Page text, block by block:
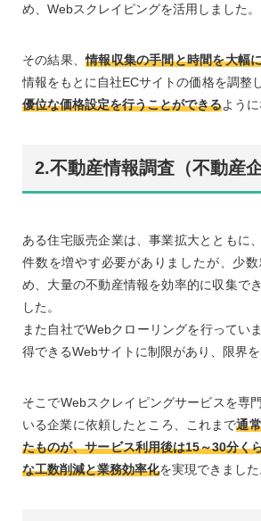
め、Webスクレイピングを活用しました。
その結果、情報収集の手間と時間を大幅
情報をもとに自社ECサイトの価格を調整し
優位な価格設定を行うことができるように
2.不動産情報調査（不動産企
ある住宅販売企業は、事業拡大とともに
件数を増やす必要がありましたが、少
め、大量の不動産情報を効率的に収集で
した。
また自社でWebクローリングを行ってい
得できるWebサイトに制限があり、限界を
そこでWebスクレイピングサービスを専
いる企業に依頼したところ、これまで通
たものが、サービス利用後は15～30分く
な工数削減と業務効率化を実現できました